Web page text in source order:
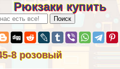
Рюкзаки купить
8 розовый